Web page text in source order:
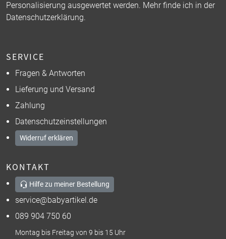
Personalisierung ausgewertet werden. Mehr finde ich in der
Datenschutzerklärung.
SERVICE
Fragen & Antworten
Lieferung und Versand
Zahlung
Datenschutzeinstellungen
Widerruf erklären
KONTAKT
Hilfe zu meiner Bestellung
service@babyartikel.de
089 904 750 60
Montag bis Freitag von 9 bis 15 Uhr